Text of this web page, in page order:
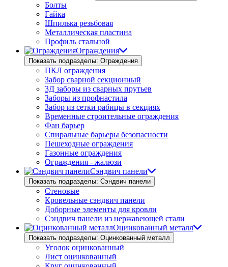
Болты
Гайка
Шпилька резьбовая
Металлическая пластина
Профиль стальной
Ограждения
Показать подразделы: Ограждения
ПКЛ ограждения
Забор сварной секционный
3Д заборы из сварных прутьев
Заборы из профнастила
Забор из сетки рабицы в секциях
Временные строительные ограждения
Фан барьер
Спиральные барьеры безопасности
Пешеходные ограждения
Газонные ограждения
Ограждения - жалюзи
Сэндвич панели
Показать подразделы: Сэндвич панели
Стеновые
Кровельные сэндвич панели
Доборные элементы для кровли
Сэндвич панели из нержавеющей стали
Оцинкованный металл
Показать подразделы: Оцинкованный металл
Уголок оцинкованный
Лист оцинкованный